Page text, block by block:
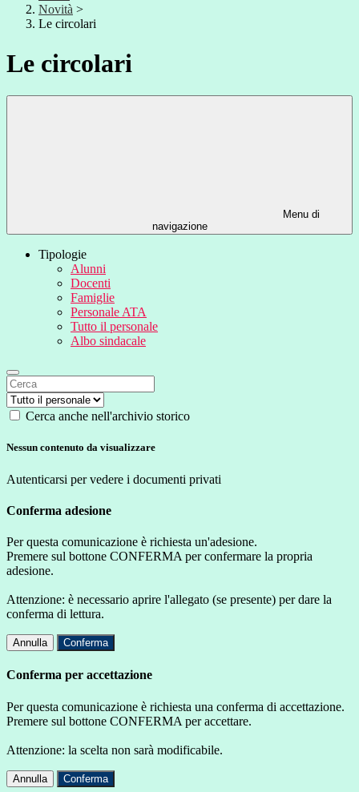
Novità >
Le circolari
Le circolari
Menu di
navigazione
Tipologie
Alunni
Docenti
Famiglie
Personale ATA
Tutto il personale
Albo sindacale
Cerca anche nell'archivio storico
Nessun contenuto da visualizzare
Autenticarsi per vedere i documenti privati
Conferma adesione
Per questa comunicazione è richiesta un'adesione.
Premere sul bottone CONFERMA per confermare la propria
adesione.
Attenzione: è necessario aprire l'allegato (se presente) per dare la
conferma di lettura.
Annulla Conferma
Conferma per accettazione
Per questa comunicazione è richiesta una conferma di accettazione.
Premere sul bottone CONFERMA per accettare.
Attenzione: la scelta non sarà modificabile.
Annulla Conferma